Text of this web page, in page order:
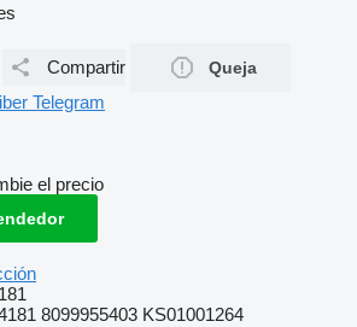
Compartir Queja
Telegram
el precio
8099955403 KS01001264